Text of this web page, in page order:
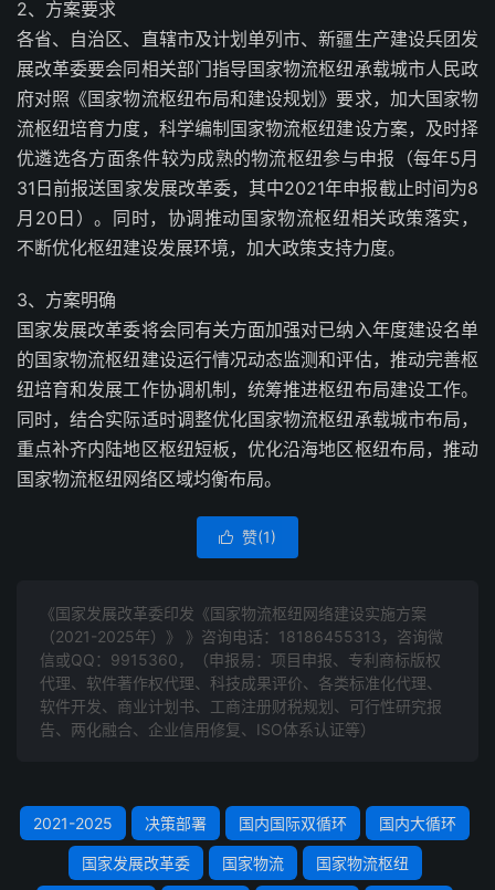
2、方案要求
各省、自治区、直辖市及计划单列市、新疆生产建设兵团发
展改革委要会同相关部门指导国家物流枢纽承载城市人民政
府对照《国家物流枢纽布局和建设规划》要求，加大国家物
流枢纽培育力度，科学编制国家物流枢纽建设方案，及时择
优遴选各方面条件较为成熟的物流枢纽参与申报（每年5月
31日前报送国家发展改革委，其中2021年申报截止时间为8
月20日）。同时，协调推动国家物流枢纽相关政策落实，
不断优化枢纽建设发展环境，加大政策支持力度。
3、方案明确
国家发展改革委将会同有关方面加强对已纳入年度建设名单
的国家物流枢纽建设运行情况动态监测和评估，推动完善枢
纽培育和发展工作协调机制，统筹推进枢纽布局建设工作。
同时，结合实际适时调整优化国家物流枢纽承载城市布局，
重点补齐内陆地区枢纽短板，优化沿海地区枢纽布局，推动
国家物流枢纽网络区域均衡布局。
 赞(1)
《国家发展改革委印发《国家物流枢纽网络建设实施方案
（2021-2025年）》 》咨询电话： 18186455313 ，咨询微
信或QQ：9915360，（申报易：项目申报、专利商标版权
代理、软件著作权代理、科技成果评价、各类标准化代理、
软件开发、商业计划书、工商注册财税规划、可行性研究报
告、两化融合、企业信用修复、ISO体系认证等）
2021-2025 决策部署 国内国际双循环 国内大循环
国家发展改革委 国家物流 国家物流枢纽